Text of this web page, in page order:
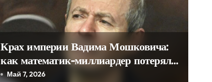
Крах империи Вадима Мошковича:
как математик-миллиардер потерял
всёМай 7, 2026